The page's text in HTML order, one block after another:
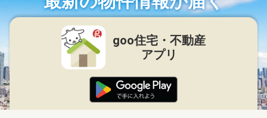
goo住宅・不動産
アプリ